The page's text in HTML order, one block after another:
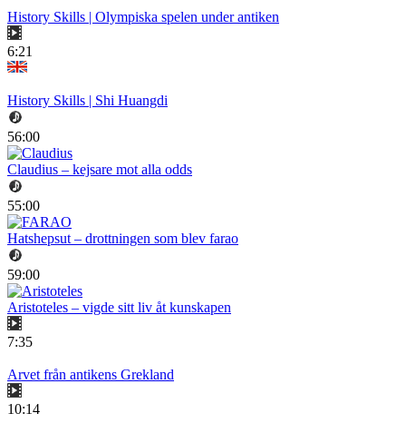
History Skills | Olympiska spelen under antiken
6:21
History Skills | Shi Huangdi
56:00
Claudius – kejsare mot alla odds
55:00
Hatshepsut – drottningen som blev farao
59:00
Aristoteles – vigde sitt liv åt kunskapen
7:35
Arvet från antikens Grekland
10:14